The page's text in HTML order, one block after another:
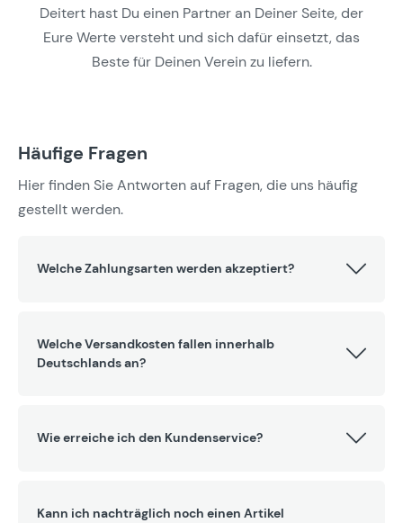
Deitert hast Du einen Partner an Deiner Seite, der
Eure Werte versteht und sich dafür einsetzt, das
Beste für Deinen Verein zu liefern.
Häufige Fragen
Hier finden Sie Antworten auf Fragen, die uns häufig
gestellt werden.
Welche Zahlungsarten werden akzeptiert?
Welche Versandkosten fallen innerhalb
Deutschlands an?
Wie erreiche ich den Kundenservice?
Kann ich nachträglich noch einen Artikel